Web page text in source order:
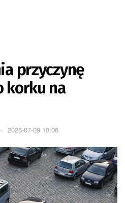
przyczynę
korku na
2026-07-09 10:06